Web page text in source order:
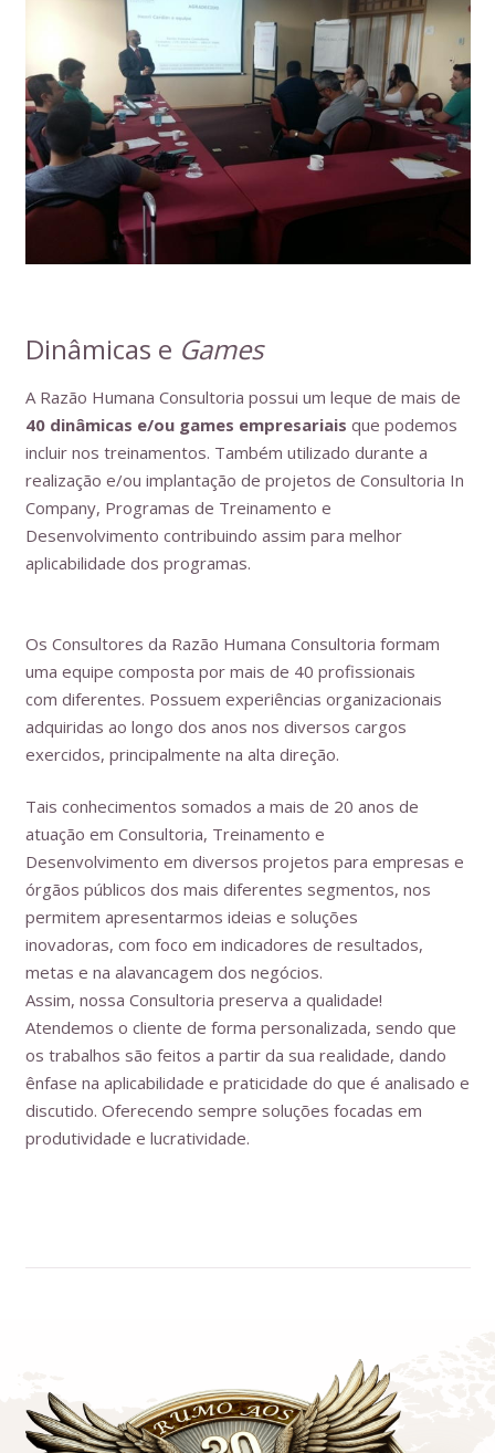
Dinâmicas e Games
A Razão Humana Consultoria possui um leque de mais de
40 dinâmicas e/ou games empresariais que podemos
incluir nos treinamentos. Também utilizado durante a
realização e/ou implantação de projetos de Consultoria In
Company, Programas de Treinamento e
Desenvolvimento contribuindo assim para melhor
aplicabilidade dos programas.
Os Consultores da Razão Humana Consultoria formam
uma equipe composta por mais de 40 profissionais
com diferentes. Possuem experiências organizacionais
adquiridas ao longo dos anos nos diversos cargos
exercidos, principalmente na alta direção.
Tais conhecimentos somados a mais de 20 anos de
atuação em Consultoria, Treinamento e
Desenvolvimento em diversos projetos para empresas e
órgãos públicos dos mais diferentes segmentos, nos
permitem apresentarmos ideias e soluções
inovadoras, com foco em indicadores de resultados,
metas e na alavancagem dos negócios.
Assim, nossa Consultoria preserva a qualidade!
Atendemos o cliente de forma personalizada, sendo que
os trabalhos são feitos a partir da sua realidade, dando
ênfase na aplicabilidade e praticidade do que é analisado e
discutido. Oferecendo sempre soluções focadas em
produtividade e lucratividade.